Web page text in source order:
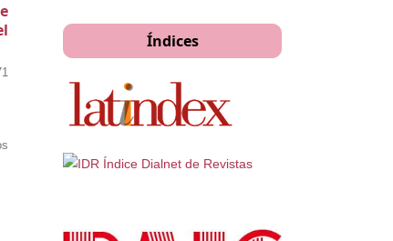
Índices